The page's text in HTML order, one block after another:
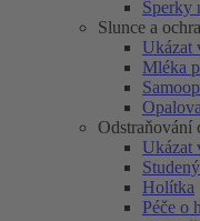
Šperky
Slunce a
Ukázat
Mléka
Odstraňování
Ukázat
Holítka
Péče o